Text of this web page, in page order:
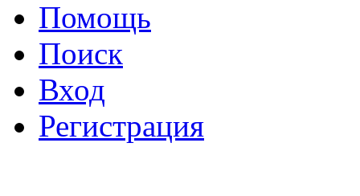
Помощь
Поиск
Вход
Регистрация